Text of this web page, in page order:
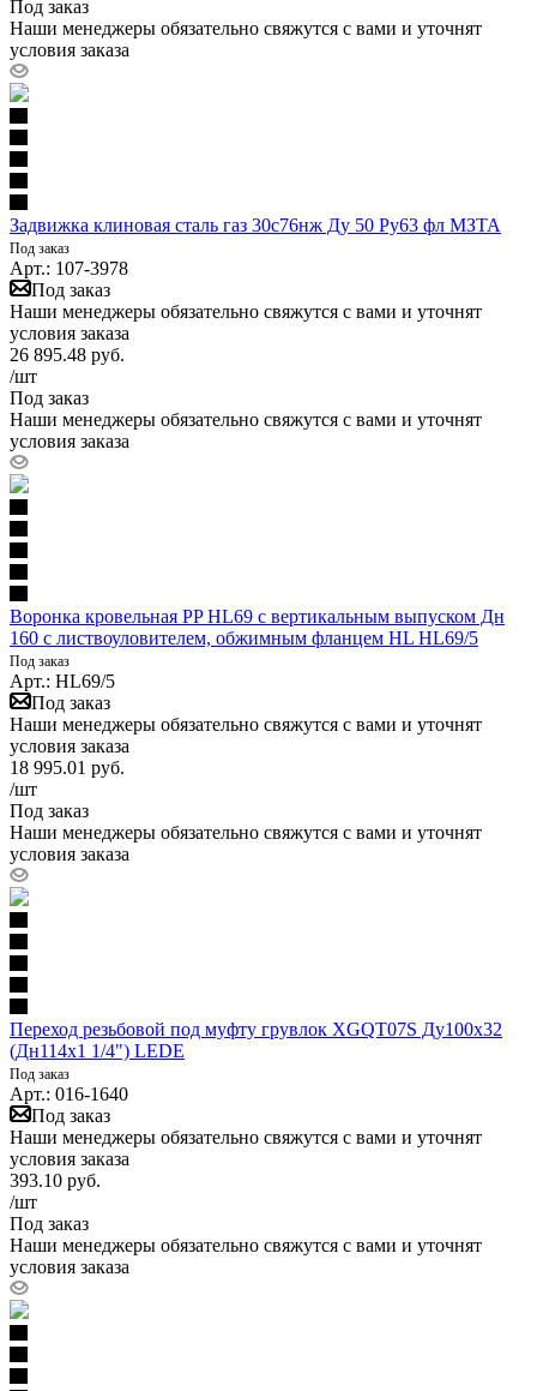
Под заказ
Наши менеджеры обязательно свяжутся с вами и уточнят
условия заказа
Задвижка клиновая сталь газ 30с76нж Ду 50 Ру63 фл МЗТА
Под заказ
Арт.: 107-3978
Под заказ
Наши менеджеры обязательно свяжутся с вами и уточнят
условия заказа
26 895.48 руб.
/шт
Под заказ
Наши менеджеры обязательно свяжутся с вами и уточнят
условия заказа
Воронка кровельная PP HL69 с вертикальным выпуском Дн
160 с листвоуловителем, обжимным фланцем HL HL69/5
Под заказ
Арт.: HL69/5
Под заказ
Наши менеджеры обязательно свяжутся с вами и уточнят
условия заказа
18 995.01 руб.
/шт
Под заказ
Наши менеджеры обязательно свяжутся с вами и уточнят
условия заказа
Переход резьбовой под муфту грувлок XGQT07S Ду100х32
(Дн114х1 1/4") LEDE
Под заказ
Арт.: 016-1640
Под заказ
Наши менеджеры обязательно свяжутся с вами и уточнят
условия заказа
393.10 руб.
/шт
Под заказ
Наши менеджеры обязательно свяжутся с вами и уточнят
условия заказа